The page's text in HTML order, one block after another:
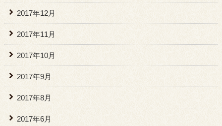
2017年12月
2017年11月
2017年10月
2017年9月
2017年8月
2017年6月